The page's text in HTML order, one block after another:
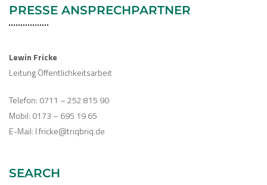
PRESSE ANSPRECHPARTNER
Lewin Fricke
Leitung Öffentlichkeitsarbeit
Telefon: 0711 – 252 815 90
Mobil: 0173 – 695 19 65
E-Mail: l.fricke@triqbriq.de
SEARCH